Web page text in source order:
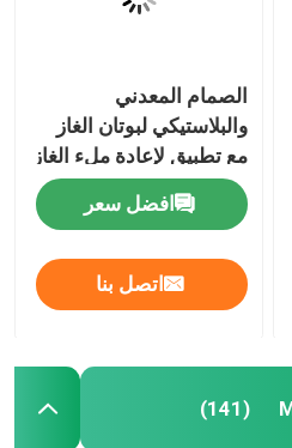
الصمام المعدني
والبلاستيكي لبوتان الغاز
مع تطبيق لإعادة ملء الغاز
الخفيف
افضل سعر
اتصل بنا
(141)